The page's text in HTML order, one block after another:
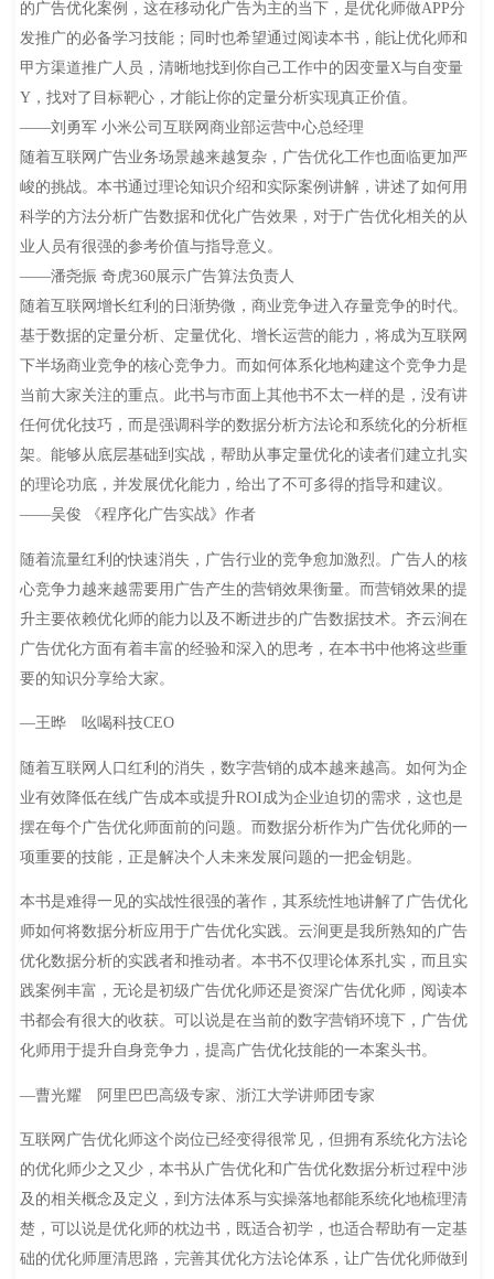
的广告优化案例，这在移动化广告为主的当下，是优化师做APP分
发推广的必备学习技能；同时也希望通过阅读本书，能让优化师和
甲方渠道推广人员，清晰地找到你自己工作中的因变量X与自变量
Y，找对了目标靶心，才能让你的定量分析实现真正价值。
——刘勇军 小米公司互联网商业部运营中心总经理
随着互联网广告业务场景越来越复杂，广告优化工作也面临更加严
峻的挑战。本书通过理论知识介绍和实际案例讲解，讲述了如何用
科学的方法分析广告数据和优化广告效果，对于广告优化相关的从
业人员有很强的参考价值与指导意义。
——潘尧振 奇虎360展示广告算法负责人
随着互联网增长红利的日渐势微，商业竞争进入存量竞争的时代。
基于数据的定量分析、定量优化、增长运营的能力，将成为互联网
下半场商业竞争的核心竞争力。而如何体系化地构建这个竞争力是
当前大家关注的重点。此书与市面上其他书不太一样的是，没有讲
任何优化技巧，而是强调科学的数据分析方法论和系统化的分析框
架。能够从底层基础到实战，帮助从事定量优化的读者们建立扎实
的理论功底，并发展优化能力，给出了不可多得的指导和建议。
——吴俊 《程序化广告实战》作者
随着流量红利的快速消失，广告行业的竞争愈加激烈。广告人的核
心竞争力越来越需要用广告产生的营销效果衡量。而营销效果的提
升主要依赖优化师的能力以及不断进步的广告数据技术。齐云涧在
广告优化方面有着丰富的经验和深入的思考，在本书中他将这些重
要的知识分享给大家。
—王晔 吆喝科技CEO
随着互联网人口红利的消失，数字营销的成本越来越高。如何为企
业有效降低在线广告成本或提升ROI成为企业迫切的需求，这也是
摆在每个广告优化师面前的问题。而数据分析作为广告优化师的一
项重要的技能，正是解决个人未来发展问题的一把金钥匙。
本书是难得一见的实战性很强的著作，其系统性地讲解了广告优化
师如何将数据分析应用于广告优化实践。云涧更是我所熟知的广告
优化数据分析的实践者和推动者。本书不仅理论体系扎实，而且实
践案例丰富，无论是初级广告优化师还是资深广告优化师，阅读本
书都会有很大的收获。可以说是在当前的数字营销环境下，广告优
化师用于提升自身竞争力，提高广告优化技能的一本案头书。
—曹光耀 阿里巴巴高级专家、浙江大学讲师团专家
互联网广告优化师这个岗位已经变得很常见，但拥有系统化方法论
的优化师少之又少，本书从广告优化和广告优化数据分析过程中涉
及的相关概念及定义，到方法体系与实操落地都能系统化地梳理清
楚，可以说是优化师的枕边书，既适合初学，也适合帮助有一定基
础的优化师厘清思路，完善其优化方法论体系，让广告优化师做到